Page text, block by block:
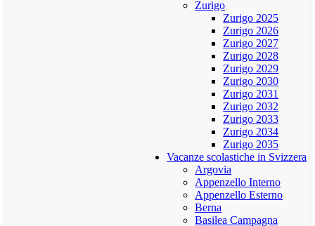
Zurigo
Zurigo 2025
Zurigo 2026
Zurigo 2027
Zurigo 2028
Zurigo 2029
Zurigo 2030
Zurigo 2031
Zurigo 2032
Zurigo 2033
Zurigo 2034
Zurigo 2035
Vacanze scolastiche in Svizzera
Argovia
Appenzello Interno
Appenzello Esterno
Berna
Basilea Campagna